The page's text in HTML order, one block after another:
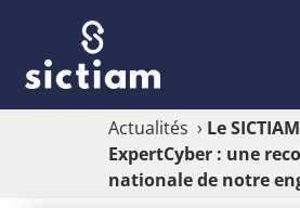
Actualités › Le
ExpertCyber : une
nationale de notre